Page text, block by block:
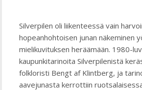
Silverpilen oli liikenteessä vain
hopeanhohtoisen junan näkeminen
mielikuvituksen heräämään. 1980-
kaupunkitarinoita Silverpilenistä
folkloristi Bengt af Klintberg, ja
aavejunasta kerrottiin